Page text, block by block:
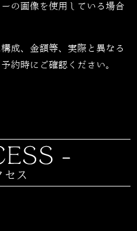
の画像を使用している場合
成、金額等、実際と異なる
約時にご確認ください。